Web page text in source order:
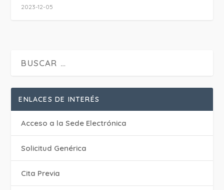
2023-12-05
ENLACES DE INTERÉS
Acceso a la Sede Electrónica
Solicitud Genérica
Cita Previa